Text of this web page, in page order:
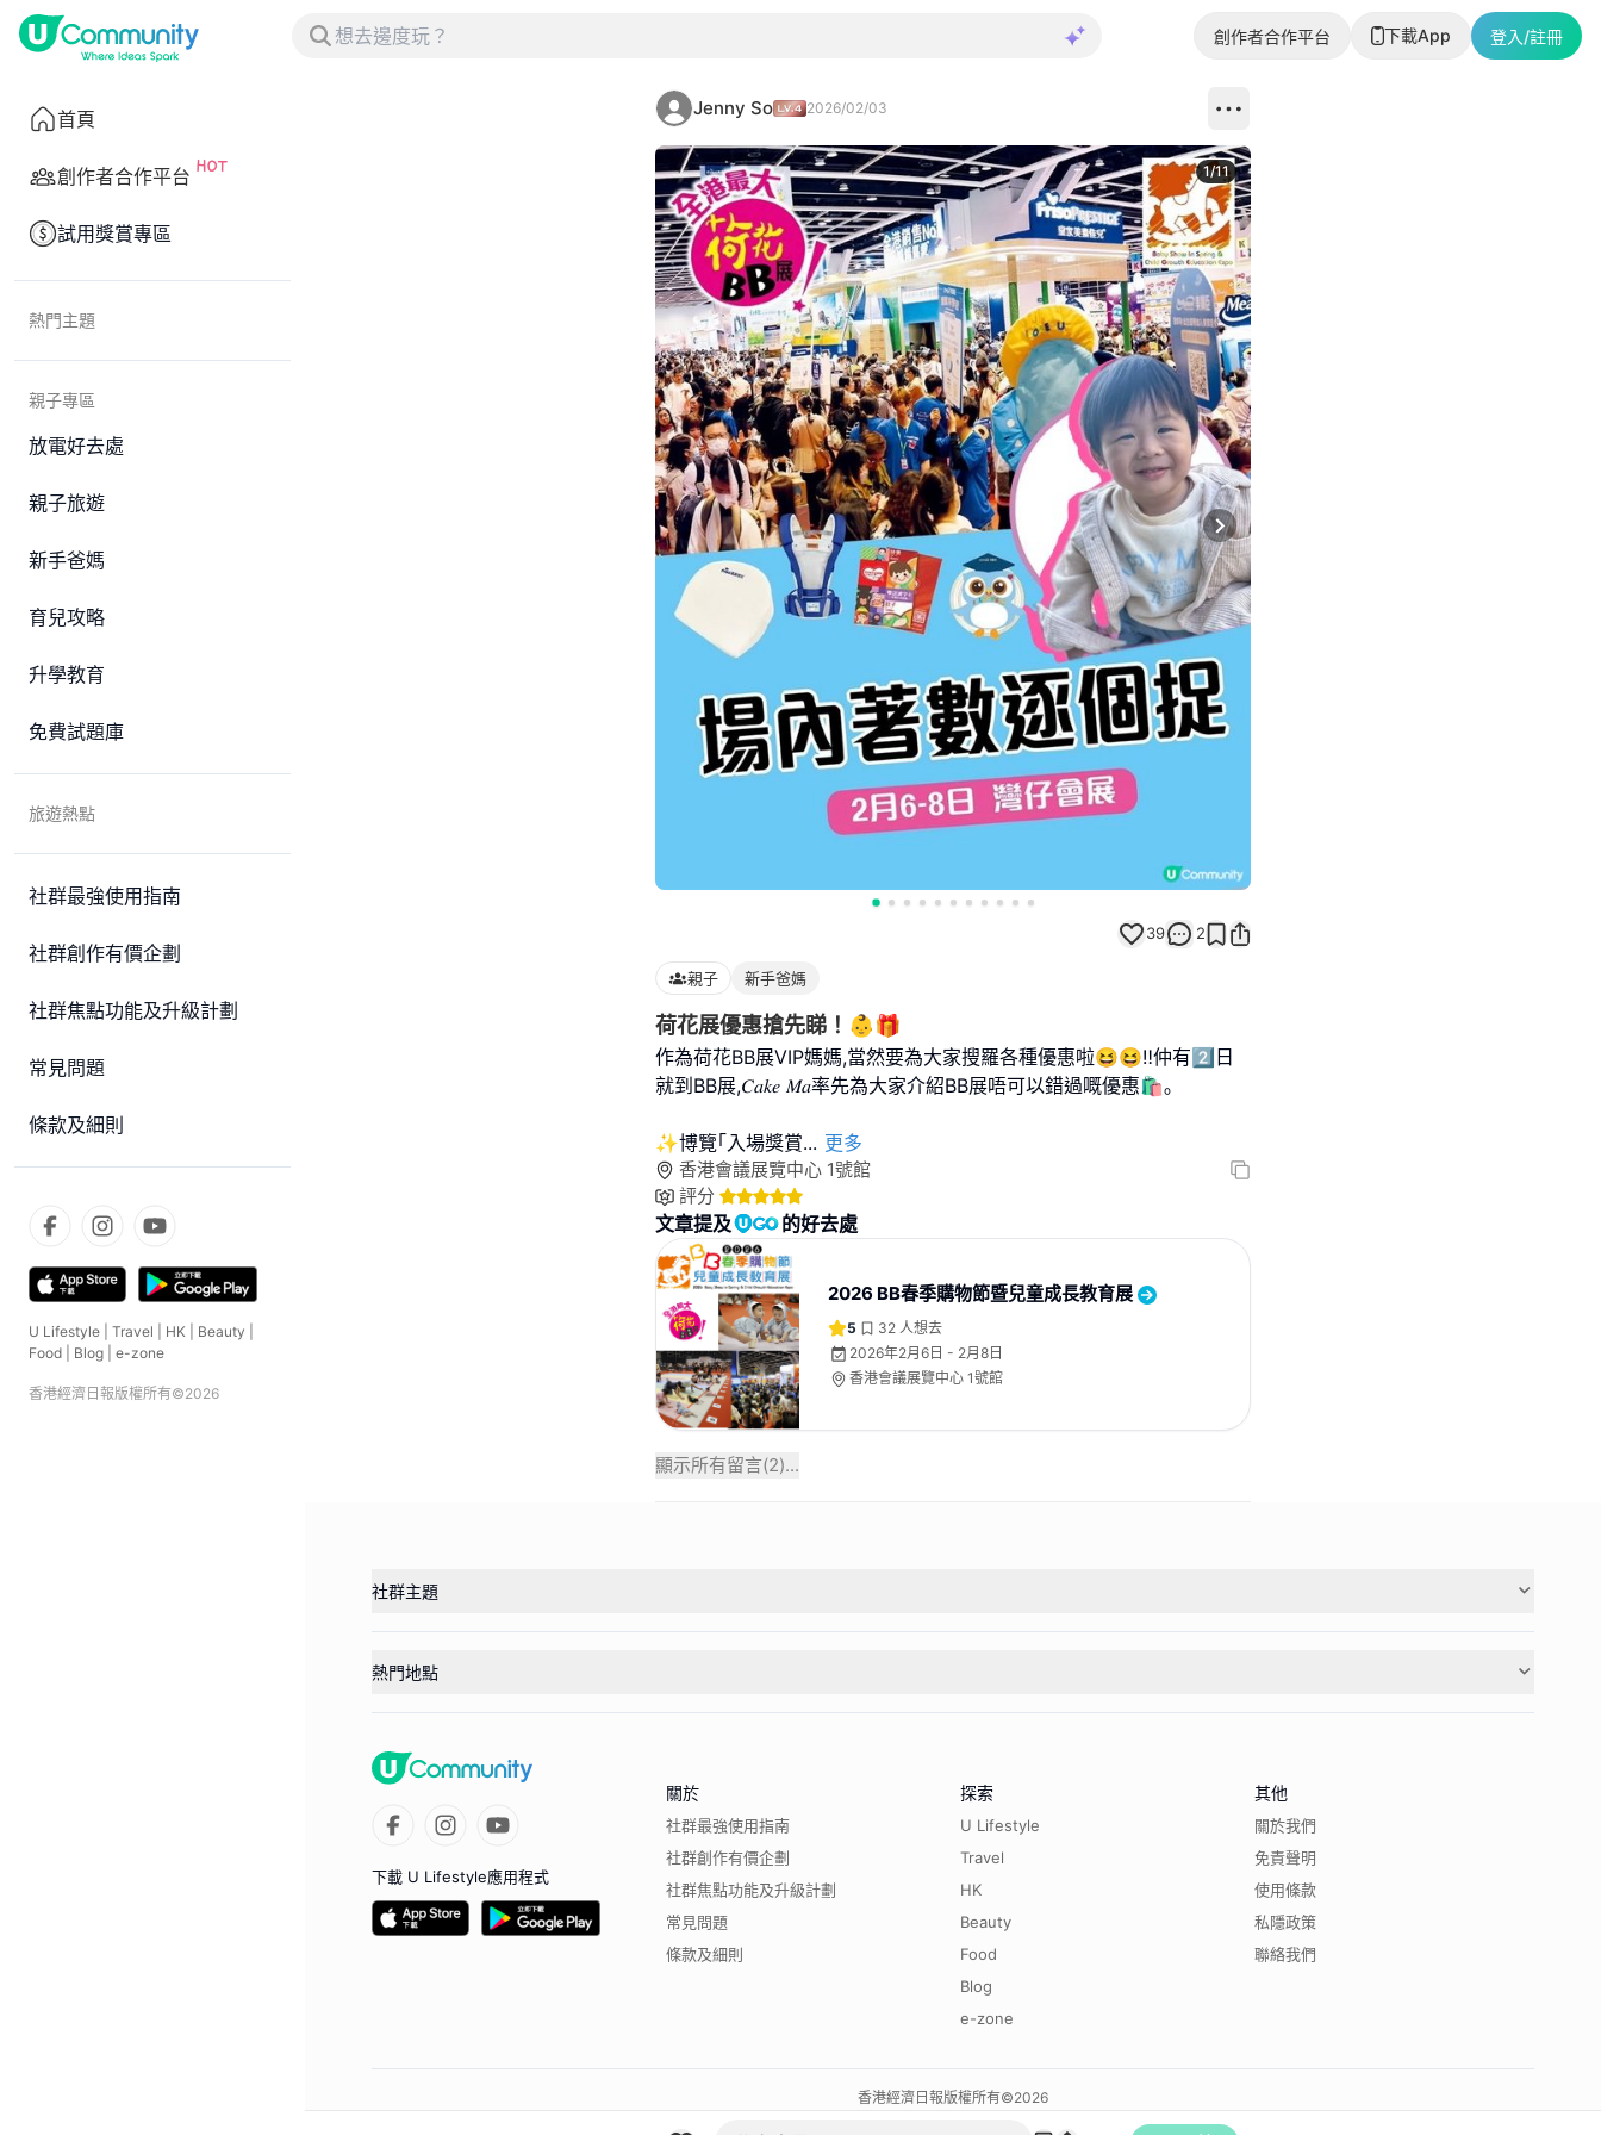
創作者合作平台 下載App 登入/註冊
首頁
創作者合作平台
試用獎賞專區
熱門主題
親子專區
放電好去處
親子旅遊
新手爸媽
育兒攻略
升學教育
免費試題庫
旅遊熱點
社群最強使用指南
社群創作有價企劃
社群焦點功能及升級計劃
常見問題
條款及細則
U Lifestyle Travel HK Beauty
Food
Blog e-zone
香港經濟日報版權所有©2026
Jenny So 2026/02/03
Next slide
1/11
39 2
親子 新手爸媽
荷花展優惠搶先睇！👶🎁
作為荷花BB展VIP媽媽,當然要為大家搜羅各種優惠啦😆😆‼️仲有2️⃣日
就到BB展,𝐶𝑎𝑘𝑒 𝑀𝑎率先為大家介紹BB展唔可以錯過嘅優惠🛍️｡
✨博覽｢入場獎賞... 更多
香港會議展覽中心 1號館
評分
文章提及 的好去處
2026 BB春季購物節暨兒童成長教育展
5 32 人想去
2026年2月6日 - 2月8日
香港會議展覽中心 1號館
顯示所有留言(2)...
社群主題
熱門地點
下載 U Lifestyle應用程式
關於
社群最強使用指南
社群創作有價企劃
社群焦點功能及升級計劃
常見問題
條款及細則
探索
U Lifestyle
Travel
HK
Beauty
Food
Blog
e-zone
其他
關於我們
免責聲明
使用條款
私隱政策
聯絡我們
香港經濟日報版權所有©2026